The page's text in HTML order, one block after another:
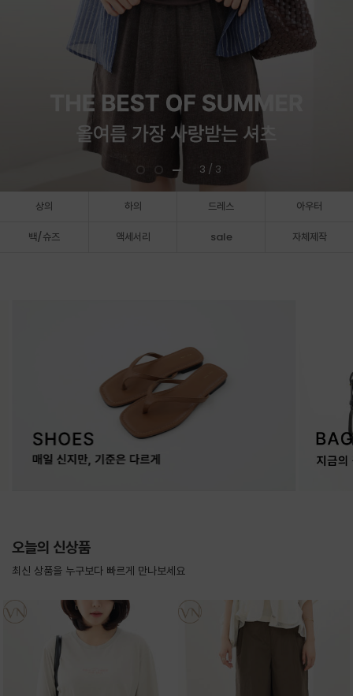
3 / 3
상의 하의 드레스 아우터
백/슈즈 액세서리 sale 자체제작
오늘의 신상품
최신 상품을 누구보다 빠르게 만나보세요